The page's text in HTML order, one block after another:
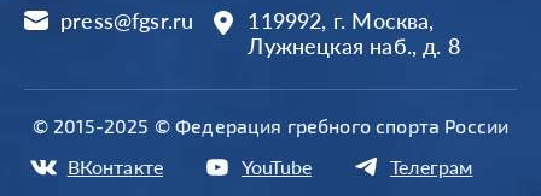
press@fgsr.ru
119992, г. Москва,
Лужнецкая наб., д. 8
© 2015-2025 © Федерация гребного спорта России
ВКонтакте YouTube Телеграм